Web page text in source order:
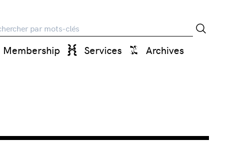
Membership Services
Archives